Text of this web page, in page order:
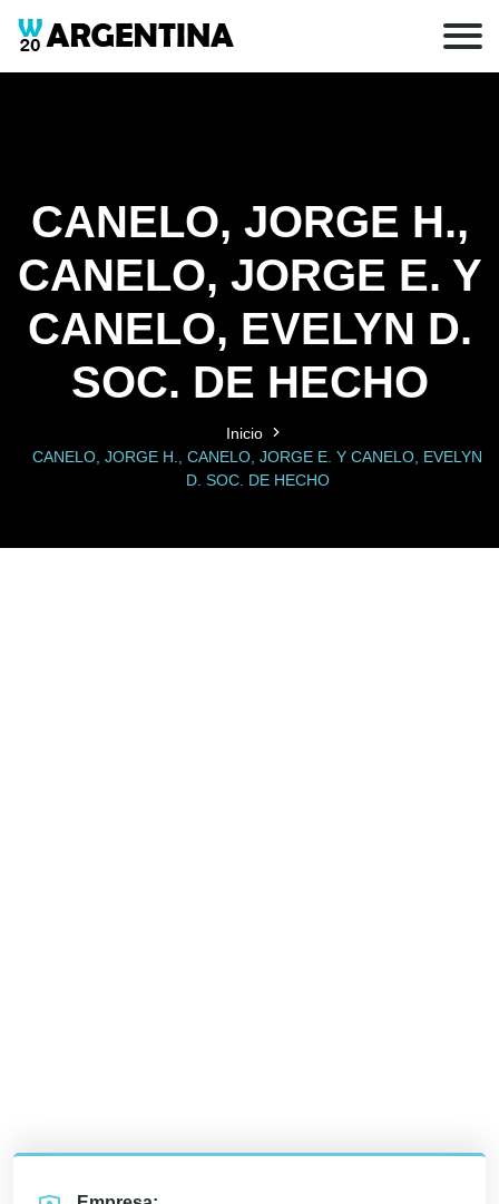
CANELO, JORGE H.,
CANELO, JORGE E. Y
CANELO, EVELYN D.
SOC. DE HECHO
Inicio
CANELO, JORGE H., CANELO, JORGE E. Y CANELO, EVELYN
D. SOC. DE HECHO